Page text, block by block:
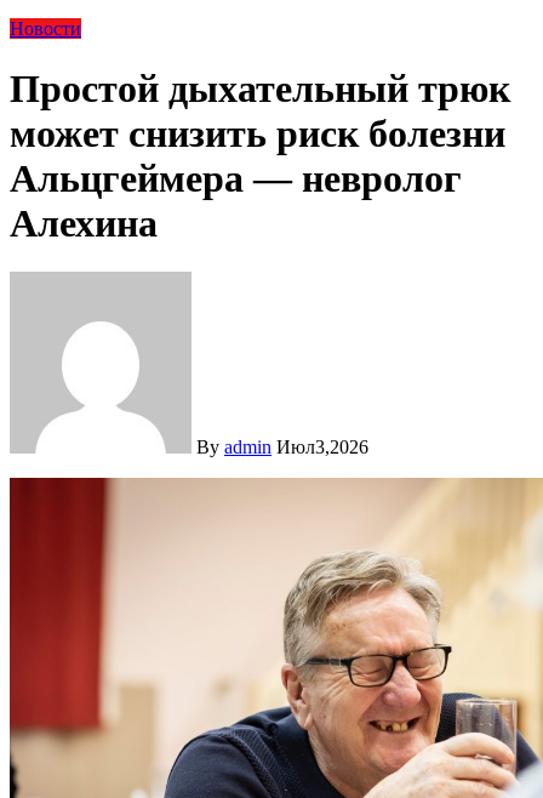
Новости
Простой дыхательный трюк
может снизить риск болезни
Альцгеймера — невролог
Алехина
By admin Июл3,2026